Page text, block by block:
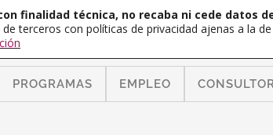
PROGRAMAS EMPLEO
finalidad técnica, no recaba ni cede datos
terceros con políticas de privacidad ajenas a la